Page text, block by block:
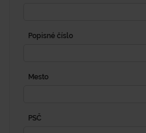
Popisné číslo
Mesto
PSČ